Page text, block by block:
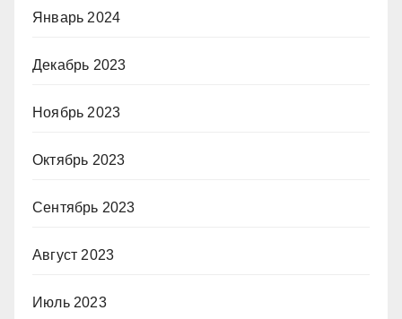
Январь 2024
Декабрь 2023
Ноябрь 2023
Октябрь 2023
Сентябрь 2023
Август 2023
Июль 2023